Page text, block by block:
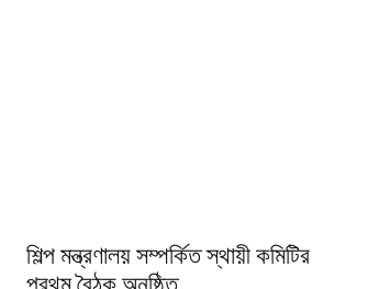
শিল্প মন্ত্রণালয় সম্পর্কিত স্থায়ী কমিটির